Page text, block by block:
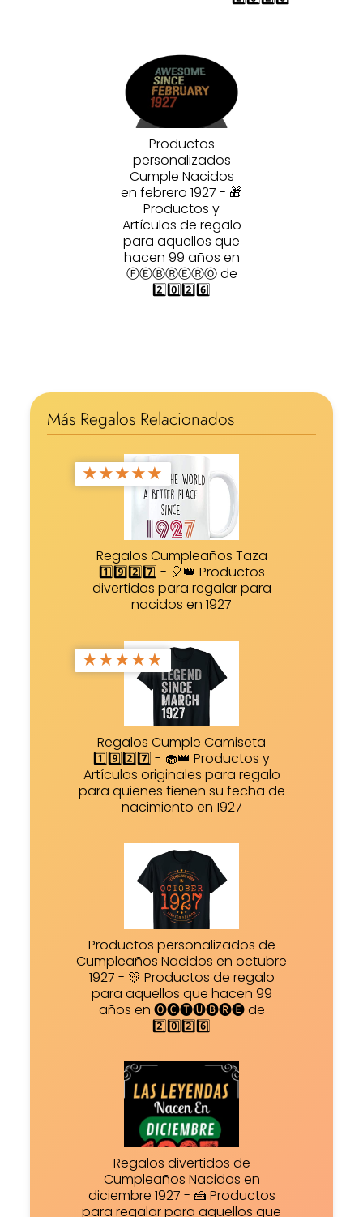
Productos
personalizados
Cumple Nacidos
en febrero 1927 - 🎁
Productos y
Artículos de regalo
para aquellos que
hacen 99 años en
ⒻⒺⒷⓇⒺⓇⓄ de
2️⃣0️⃣2️⃣6️⃣
Más Regalos Relacionados
★★★★★
Regalos Cumpleaños Taza
1️⃣9️⃣2️⃣7️⃣ - 🎈👑 Productos
divertidos para regalar para
nacidos en 1927
★★★★★
Regalos Cumple Camiseta
1️⃣9️⃣2️⃣7️⃣ - 🧁👑 Productos y
Artículos originales para regalo
para quienes tienen su fecha de
nacimiento en 1927
Productos personalizados de
Cumpleaños Nacidos en octubre
1927 - 🎊 Productos de regalo
para aquellos que hacen 99
años en 🅞🅒🅣🅤🅑🅡🅔 de
2️⃣0️⃣2️⃣6️⃣
Regalos divertidos de
Cumpleaños Nacidos en
diciembre 1927 - 🍰 Productos
para regalar para aquellos que